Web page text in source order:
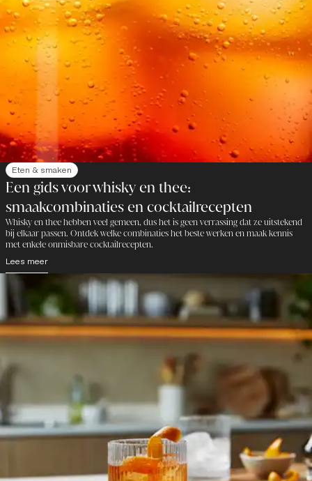
Eten & smaken
Een gids voor whisky en thee:
smaakcombinaties en cocktailrecepten
Whisky en thee hebben veel gemeen, dus het is geen verrassing dat ze uitstekend
bij elkaar passen. Ontdek welke combinaties het beste werken en maak kennis
met enkele onmisbare cocktailrecepten.
Lees meer